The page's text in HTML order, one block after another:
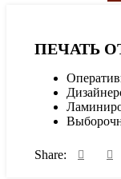
ПЕЧАТЬ
Share: